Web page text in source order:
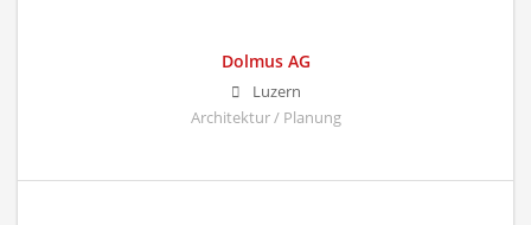
Dolmus AG
Luzern
Architektur / Planung